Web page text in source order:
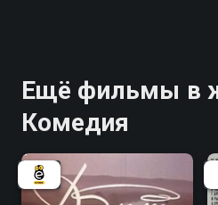
Ещё фильмы в
Комедия